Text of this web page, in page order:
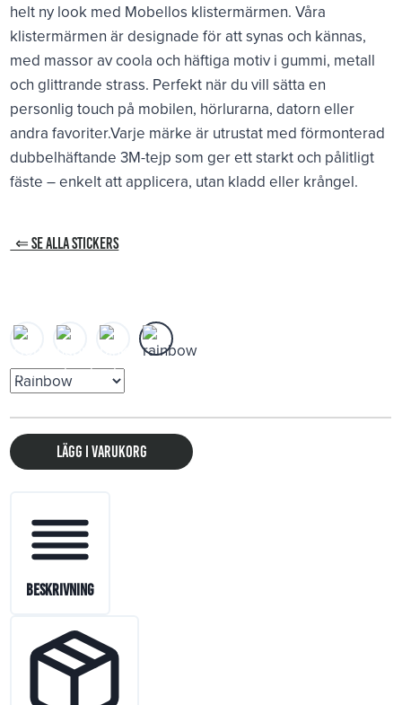
helt ny look med Mobellos klistermärmen. Våra
klistermärmen är designade för att synas och kännas,
med massor av coola och häftiga motiv i gummi, metall
och glittrande strass. Perfekt när du vill sätta en
personlig touch på mobilen, hörlurarna, datorn eller
andra favoriter.Varje märke är utrustat med förmonterad
dubbelhäftande 3M-tejp som ger ett starkt och pålitligt
fäste – enkelt att applicera, utan kladd eller krångel.
⇐ SE ALLA STICKERS
Lägg i varukorg
Beskrivning